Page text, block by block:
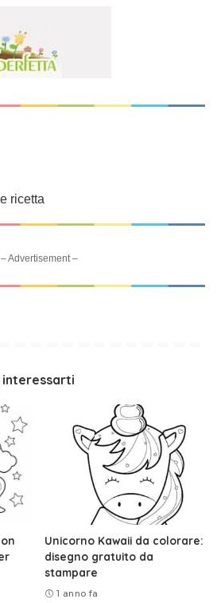
ricetta
– Advertisement –
Unicorno Kawaii da colorare:
disegno gratuito da
stampare
1 anno fa